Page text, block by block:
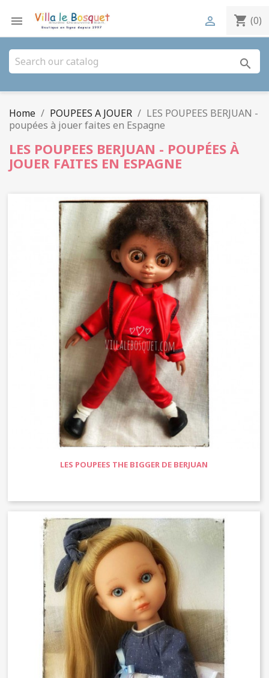
 shopping_cart (0)

search
Home POUPEES A JOUER
LES POUPEES BERJUAN -
poupées à jouer faites en Espagne
LES POUPEES BERJUAN - POUPÉES À
JOUER FAITES EN ESPAGNE
LES POUPEES THE BIGGER DE BERJUAN